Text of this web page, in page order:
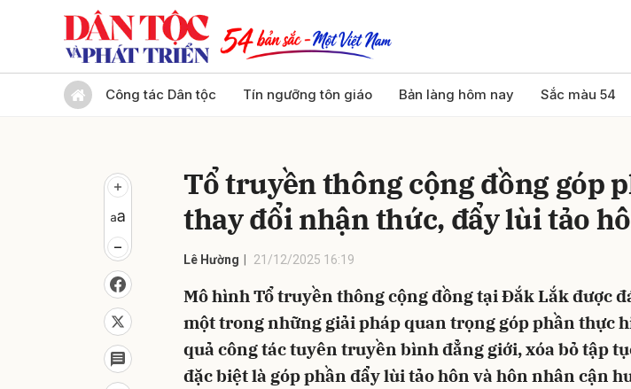
Công tác Dân tộc Tín ngưỡng tôn giáo Bản làng hôm nay Sắc màu 54
Tổ truyền thông cộng đồng góp
thay đổi nhận thức, đẩy lùi tảo
Lê Hường 21/12/2025 16:19
Mô hình Tổ truyền thông cộng đồng tại Đắk Lắk được
một trong những giải pháp quan trọng góp phần thực
quả công tác tuyên truyền bình đẳng giới, xóa bỏ tập
đặc biệt là góp phần đẩy lùi tảo hôn và hôn nhân cận
Gửi bình luận